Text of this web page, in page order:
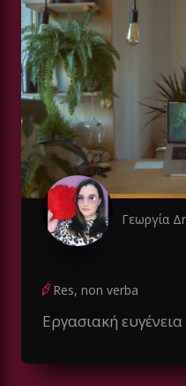
Γεωργία
Res, non verba
Εργασιακή